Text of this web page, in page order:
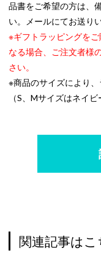
品書をご希望の方は、
い。メールにてお送り
※ギフトラッピングを
なる場合、ご注文者様
さい。
※商品のサイズにより、
（S、Mサイズはネイ
関連記事はこ